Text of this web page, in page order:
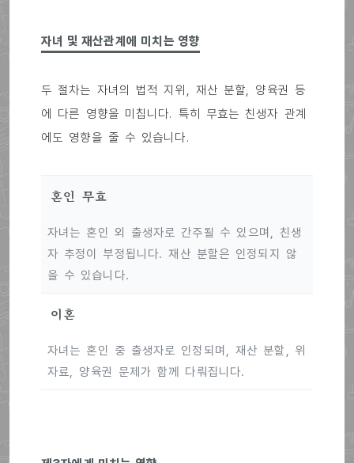
자녀 및 재산관계에 미치는 영향
두 절차는 자녀의 법적 지위, 재산 분할, 양육권 등
에 다른 영향을 미칩니다. 특히 무효는 친생자 관계
에도 영향을 줄 수 있습니다.
혼인 무효
자녀는 혼인 외 출생자로 간주될 수 있으며, 친생
자 추정이 부정됩니다. 재산 분할은 인정되지 않
을 수 있습니다.
이혼
자녀는 혼인 중 출생자로 인정되며, 재산 분할, 위
자료, 양육권 문제가 함께 다뤄집니다.